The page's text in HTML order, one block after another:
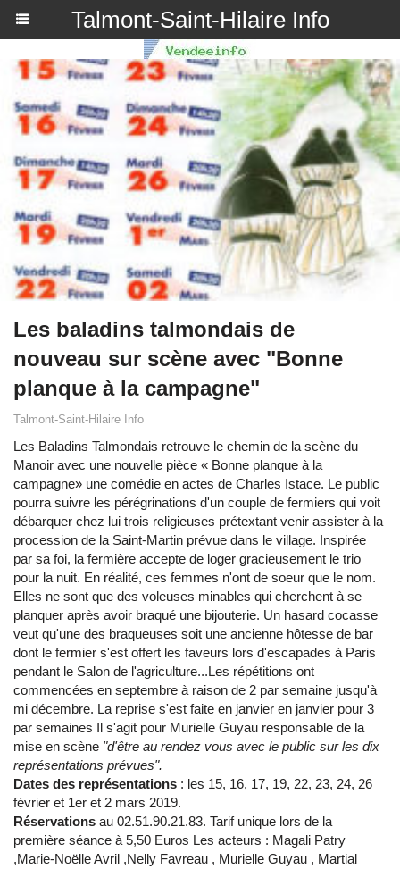
Talmont-Saint-Hilaire Info
Les baladins talmondais de
nouveau sur scène avec "Bonne
planque à la campagne"
Talmont-Saint-Hilaire Info
Les Baladins Talmondais retrouve le chemin de la scène du
Manoir avec une nouvelle pièce « Bonne planque à la
campagne» une comédie en actes de Charles Istace. Le public
pourra suivre les pérégrinations d'un couple de fermiers qui voit
débarquer chez lui trois religieuses prétextant venir assister à la
procession de la Saint-Martin prévue dans le village. Inspirée
par sa foi, la fermière accepte de loger gracieusement le trio
pour la nuit. En réalité, ces femmes n'ont de soeur que le nom.
Elles ne sont que des voleuses minables qui cherchent à se
planquer après avoir braqué une bijouterie. Un hasard cocasse
veut qu'une des braqueuses soit une ancienne hôtesse de bar
dont le fermier s'est offert les faveurs lors d'escapades à Paris
pendant le Salon de l'agriculture...Les répétitions ont
commencées en septembre à raison de 2 par semaine jusqu'à
mi décembre. La reprise s'est faite en janvier en janvier pour 3
par semaines Il s'agit pour Murielle Guyau responsable de la
mise en scène "d'être au rendez vous avec le public sur les dix
représentations prévues".
Dates des représentations : les 15, 16, 17, 19, 22, 23, 24, 26
février et 1er et 2 mars 2019.
Réservations au 02.51.90.21.83. Tarif unique lors de la
première séance à 5,50 Euros Les acteurs : Magali Patry
,Marie-Noëlle Avril ,Nelly Favreau , Murielle Guyau , Martial